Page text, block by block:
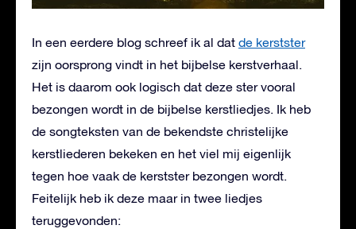
In een eerdere blog schreef ik al dat de kerstster
zijn oorsprong vindt in het bijbelse kerstverhaal.
Het is daarom ook logisch dat deze ster vooral
bezongen wordt in de bijbelse kerstliedjes. Ik heb
de songteksten van de bekendste christelijke
kerstliederen bekeken en het viel mij eigenlijk
tegen hoe vaak de kerstster bezongen wordt.
Feitelijk heb ik deze maar in twee liedjes
teruggevonden: